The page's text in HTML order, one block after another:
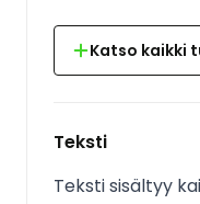
Katso kaikki
Teksti
Teksti sisältyy